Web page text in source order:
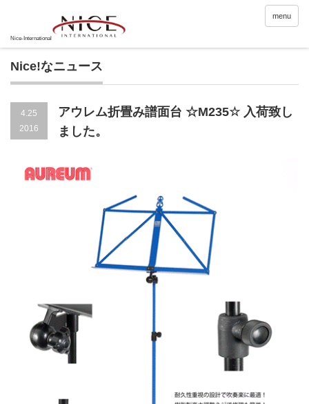
menu
Nice!なニュース
4.25
2016
アウレム折畳み譜面台 ☆M235☆ 入荷致し
ました。